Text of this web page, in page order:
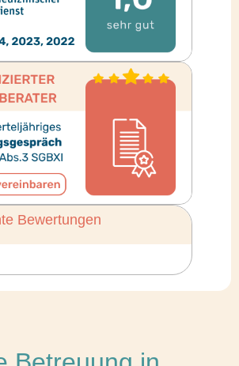
Bewertungen